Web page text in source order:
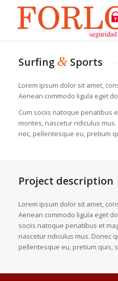
Surfing &Sports
Lorem ipsum dolor sit amet,
Aenean commodo ligula eget
Cum sociis natoque penatibus
montes, nascetur ridiculus
nec, pellentesque eu, pretium
Project description
Lorem ipsum dolor sit amet,
Aenean commodo ligula eget
sociis natoque penatibus et
nascetur ridiculus mus. Donec
pellentesque eu, pretium quis,